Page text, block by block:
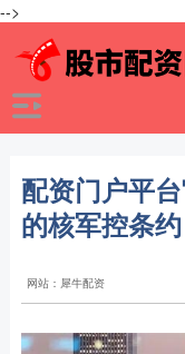
-->
配资门户平
的核军控条约
网站：犀牛配资